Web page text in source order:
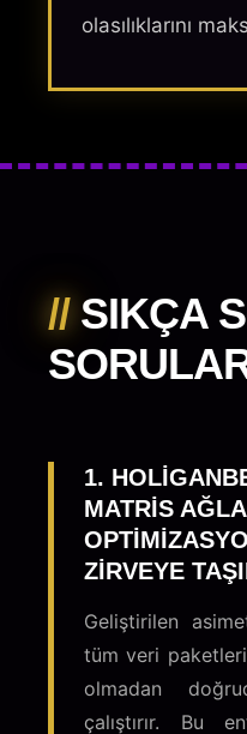
olasılıklarını
//SIKÇA
1.
MATRIS
ZIRVEYE
Geliştirilen
tüm veri
olmadan
çalıştırır. Bu